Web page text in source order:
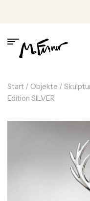
Start / Objekte /
Edition SILVER